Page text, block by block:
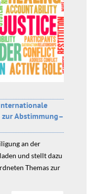
zur Abstimmung–
an der
und stellt dazu
Themas zur